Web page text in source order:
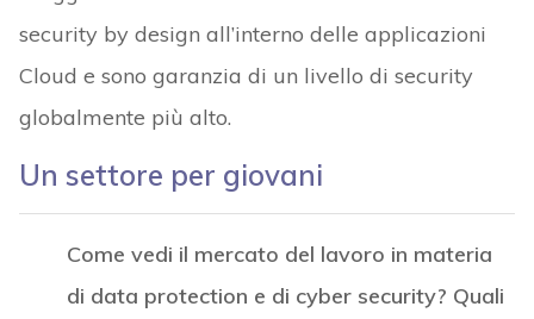
security by design all’interno delle applicazioni
Cloud e sono garanzia di un livello di security
globalmente più alto.
Un settore per giovani
Come vedi il mercato del lavoro in materia
di data protection e di cyber security? Quali